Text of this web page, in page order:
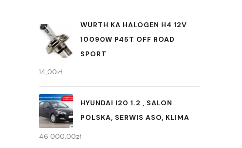
WURTH KA HALOGEN H4 12V
10090W P45T OFF ROAD
SPORT
14,00zł
HYUNDAI I20 1.2 , SALON
POLSKA, SERWIS ASO, KLIMA
46 000,00zł